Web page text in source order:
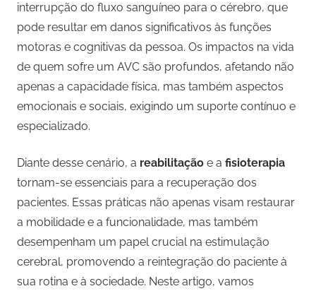
interrupção do fluxo sanguíneo para o cérebro, que
pode resultar em danos significativos às funções
motoras e cognitivas da pessoa. Os impactos na vida
de quem sofre um AVC são profundos, afetando não
apenas a capacidade física, mas também aspectos
emocionais e sociais, exigindo um suporte contínuo e
especializado.
Diante desse cenário, a reabilitação e a fisioterapia
tornam-se essenciais para a recuperação dos
pacientes. Essas práticas não apenas visam restaurar
a mobilidade e a funcionalidade, mas também
desempenham um papel crucial na estimulação
cerebral, promovendo a reintegração do paciente à
sua rotina e à sociedade. Neste artigo, vamos